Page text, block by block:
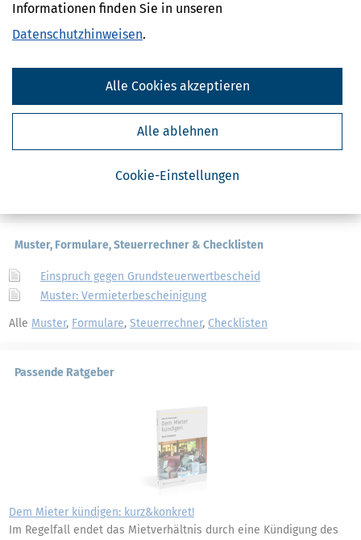
Informationen finden Sie in unseren
Datenschutzhinweisen.
Cookie-Einstellungen
Alle ablehnen
Alle Cookies akzeptieren
Hausverkauf: Bundesfinanzministerium erklärt Versteuerung
14.07.2020, 06:05 Uhr]Mit der Besteuerung des
um die Steuerfreiheit des Verkaufs, wenn die Immobilie vor dem
Verkauf selbst bewohnt wurde.
mehr
Weitere News zum Thema
Muster, Formulare, Steuerrechner & Checklisten
Einspruch gegen Grundsteuerwertbescheid
Muster: Vermieterbescheinigung
Alle Muster, Formulare, Steuerrechner, Checklisten
Passende Ratgeber
Dem Mieter kündigen: kurz&konkret!
Im Regelfall endet das Mietverhältnis durch eine Kündigung des